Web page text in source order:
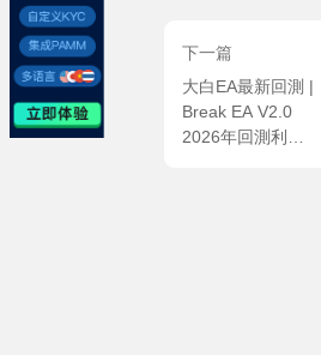
勝率76%
下一篇
大白EA最新回測 |
Break EA V2.0
2026年回測利潤